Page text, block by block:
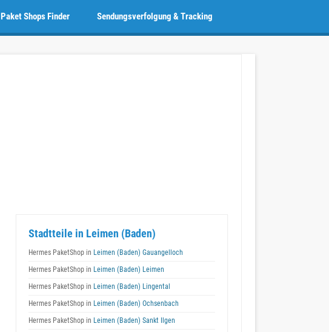
Sendungsverfolgung & Tracking
Paket Shops Finder
Stadtteile in Leimen (Baden)
Hermes PaketShop in Leimen (Baden) Gauangelloch
Hermes PaketShop in Leimen (Baden) Leimen
Hermes PaketShop in Leimen (Baden) Lingental
Hermes PaketShop in Leimen (Baden) Ochsenbach
Hermes PaketShop in Leimen (Baden) Sankt Ilgen